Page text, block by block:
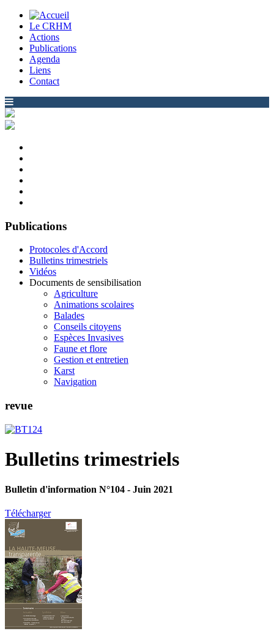
Le CRHM
Actions
Publications
Agenda
Liens
Contact
Publications
Protocoles d'Accord
Bulletins trimestriels
Vidéos
Documents de sensibilisation
Agriculture
Animations scolaires
Balades
Conseils citoyens
Espèces Invasives
Faune et flore
Gestion et entretien
Karst
Navigation
revue
Bulletins trimestriels
Bulletin d'information N°104 - Juin 2021
Télécharger